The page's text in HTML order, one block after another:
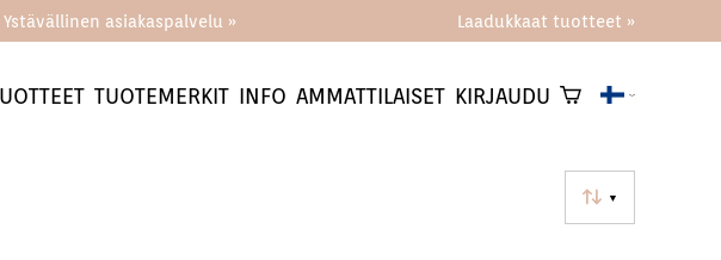
Ystävällinen asiakaspalvelu » Laadukkaat tuotteet »
TUOTEMERKIT INFO AMMATTILAISET KIRJAUDU
▼